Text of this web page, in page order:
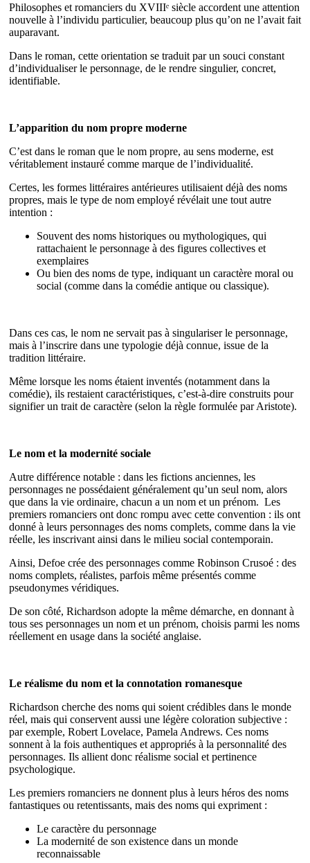
Philosophes et romanciers du XVIIIᵉ siècle accordent une attention
nouvelle à l’individu particulier, beaucoup plus qu’on ne l’avait fait
auparavant.
Dans le roman, cette orientation se traduit par un souci constant
d’individualiser le personnage, de le rendre singulier, concret,
identifiable.
L’apparition du nom propre moderne
C’est dans le roman que le nom propre, au sens moderne, est
véritablement instauré comme marque de l’individualité.
Certes, les formes littéraires antérieures utilisaient déjà des noms
propres, mais le type de nom employé révélait une tout autre
intention :
Souvent des noms historiques ou mythologiques, qui
rattachaient le personnage à des figures collectives et
exemplaires
Ou bien des noms de type, indiquant un caractère moral ou
social (comme dans la comédie antique ou classique).
Dans ces cas, le nom ne servait pas à singulariser le personnage,
mais à l’inscrire dans une typologie déjà connue, issue de la
tradition littéraire.
Même lorsque les noms étaient inventés (notamment dans la
comédie), ils restaient caractéristiques, c’est-à-dire construits pour
signifier un trait de caractère (selon la règle formulée par Aristote).
Le nom et la modernité sociale
Autre différence notable : dans les fictions anciennes, les
personnages ne possédaient généralement qu’un seul nom, alors
que dans la vie ordinaire, chacun a un nom et un prénom. Les
premiers romanciers ont donc rompu avec cette convention : ils ont
donné à leurs personnages des noms complets, comme dans la vie
réelle, les inscrivant ainsi dans le milieu social contemporain.
Ainsi, Defoe crée des personnages comme Robinson Crusoé : des
noms complets, réalistes, parfois même présentés comme
pseudonymes véridiques.
De son côté, Richardson adopte la même démarche, en donnant à
tous ses personnages un nom et un prénom, choisis parmi les noms
réellement en usage dans la société anglaise.
Le réalisme du nom et la connotation romanesque
Richardson cherche des noms qui soient crédibles dans le monde
réel, mais qui conservent aussi une légère coloration subjective :
par exemple, Robert Lovelace, Pamela Andrews. Ces noms
sonnent à la fois authentiques et appropriés à la personnalité des
personnages. Ils allient donc réalisme social et pertinence
psychologique.
Les premiers romanciers ne donnent plus à leurs héros des noms
fantastiques ou retentissants, mais des noms qui expriment :
Le caractère du personnage
La modernité de son existence dans un monde
reconnaissable